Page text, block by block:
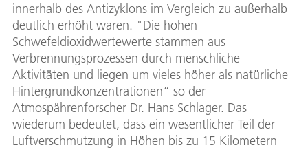
innerhalb des Antizyklons im Vergleich zu außerhalb
deutlich erhöht waren. "Die hohen
Schwefeldioxidwertewerte stammen aus
Verbrennungsprozessen durch menschliche
Aktivitäten und liegen um vieles höher als natürliche
Hintergrundkonzentrationen“ so der
Atmospährenforscher Dr. Hans Schlager. Das
wiederum bedeutet, dass ein wesentlicher Teil der
Luftverschmutzung in Höhen bis zu 15 Kilometern